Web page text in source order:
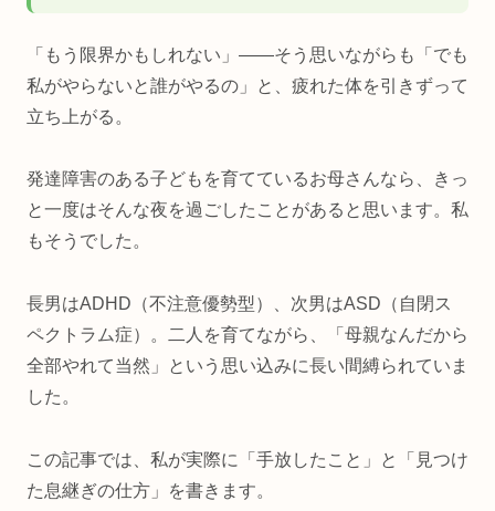
「もう限界かもしれない」——そう思いながらも「でも
私がやらないと誰がやるの」と、疲れた体を引きずって
立ち上がる。
発達障害のある子どもを育てているお母さんなら、きっ
と一度はそんな夜を過ごしたことがあると思います。私
もそうでした。
長男はADHD（不注意優勢型）、次男はASD（自閉ス
ペクトラム症）。二人を育てながら、「母親なんだから
全部やれて当然」という思い込みに長い間縛られていま
した。
この記事では、私が実際に「手放したこと」と「見つけ
た息継ぎの仕方」を書きます。